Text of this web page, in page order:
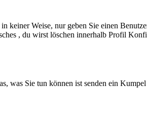
Weise, nur geben Sie einen
, du wirst löschen innerhalb Profil
was Sie tun können ist senden ein